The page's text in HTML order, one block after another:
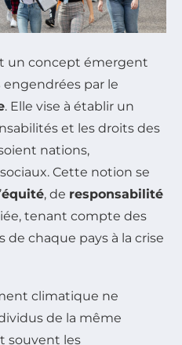
un concept émergent
engendrées par le
. Elle vise à établir un
et les droits des
nations,
Cette notion se
équité, de responsabilité
tenant compte des
chaque pays à la crise
climatique ne
de la même
souvent les